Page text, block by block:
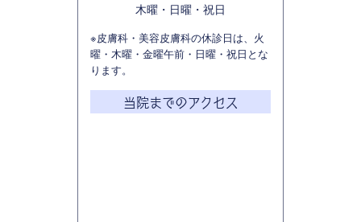
木曜・日曜・祝日
※皮膚科・美容皮膚科の休診日は、火
曜・木曜・金曜午前・日曜・祝日とな
ります。
当院までのアクセス